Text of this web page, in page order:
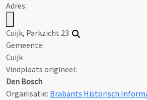
Adres:
Cuijk, Parkzicht 23
Gemeente:
Cuijk
Vindplaats origineel:
Den Bosch
Organisatie: Brabants Historisch